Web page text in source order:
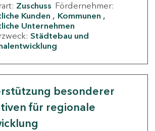
Zuschuss Fördernehmer:
Kunden
Kommunen
Unternehmen
Städtebau und
besonderer
für regionale